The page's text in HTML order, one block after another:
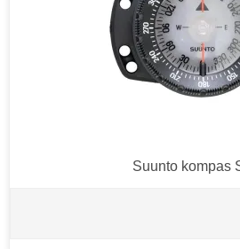
Suunto kompas